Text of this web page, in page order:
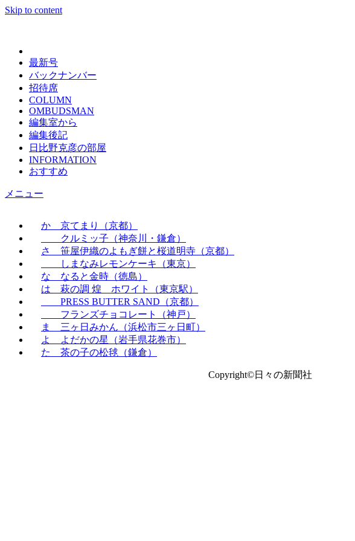
Skip to content
最新号
バックナンバー
招待席
COLUMN
OMBUDSMAN
編集室から
編集後記
日比野克彦の部屋
INFORMATION
おすすめ
メニュー
か 京てまり（京都）
クルミッ子（神奈川・鎌倉）
さ 笹屋伊織のよもぎ餅と桜道明寺（京都）
しまなみレモンケーキ（東京）
な なると金時（徳島）
は 萩の調 煌 ホワイト（東京駅）
PRESS BUTTER SAND（京都）
フランズチョコレート（神戸）
ま 三ヶ日みかん（浜松市三ヶ日町）
よ よだかの星（岩手県花巻市）
た 茶の子の松毬（鎌倉）
Copyright©日々の新聞社